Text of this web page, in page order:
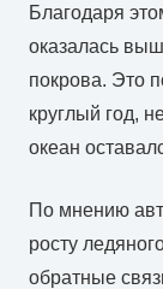
Благодаря
оказалась
покрова. Это
круглый год,
океан
По мнению
росту
обратные